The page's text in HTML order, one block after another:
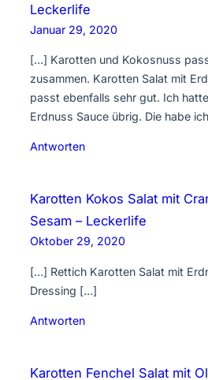
Leckerlife
Januar 29, 2020
[…] Karotten und Kokosnuss
zusammen. Karotten Salat mit
passt ebenfalls sehr gut. Ich
Erdnuss Sauce übrig. Die habe
Antworten
Karotten Kokos Salat mit
Sesam – Leckerlife
Oktober 29, 2020
[…] Rettich Karotten Salat mit
Dressing […]
Antworten
Karotten Fenchel Salat mit